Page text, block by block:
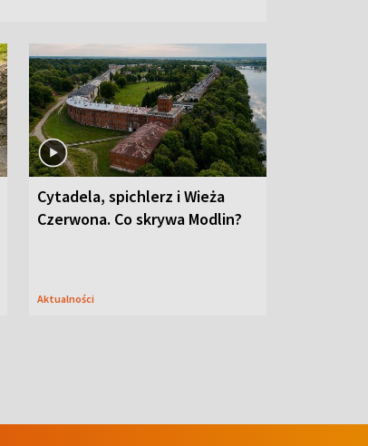
Cytadela, spichlerz i Wieża
Czerwona. Co skrywa Modlin?
Aktualności